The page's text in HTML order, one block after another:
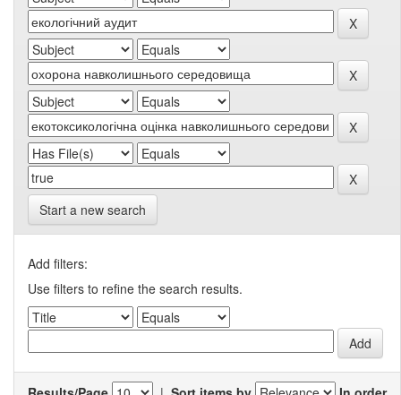
Start a new search
Add filters:
Use filters to refine the search results.